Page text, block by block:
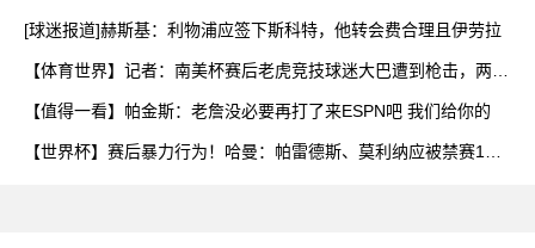
[球迷报道]赫斯基：利物浦应签下斯科特，他转会费合理且伊劳拉
【体育世界】记者：南美杯赛后老虎竞技球迷大巴遭到枪击，两人
【值得一看】帕金斯：老詹没必要再打了来ESPN吧 我们给你的
【世界杯】赛后暴力行为！哈曼：帕雷德斯、莫利纳应被禁赛1